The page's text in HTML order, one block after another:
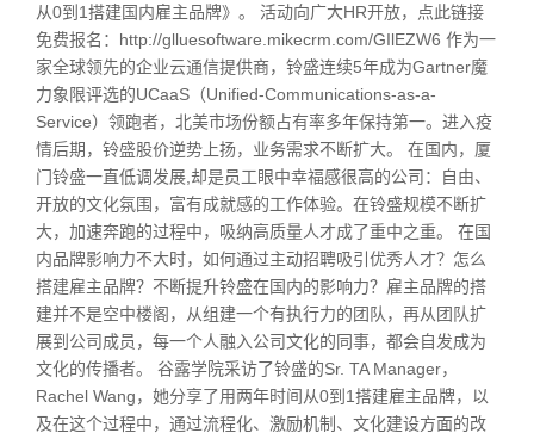
从0到1搭建国内雇主品牌》。 活动向广大HR开放，点此链接
免费报名：http://glluesoftware.mikecrm.com/GIlEZW6 作为一
家全球领先的企业云通信提供商，铃盛连续5年成为Gartner魔
力象限评选的UCaaS（Unified-Communications-as-a-
Service）领跑者，北美市场份额占有率多年保持第一。进入疫
情后期，铃盛股价逆势上扬，业务需求不断扩大。 在国内，厦
门铃盛一直低调发展,却是员工眼中幸福感很高的公司：自由、
开放的文化氛围，富有成就感的工作体验。在铃盛规模不断扩
大，加速奔跑的过程中，吸纳高质量人才成了重中之重。 在国
内品牌影响力不大时，如何通过主动招聘吸引优秀人才？怎么
搭建雇主品牌？不断提升铃盛在国内的影响力？雇主品牌的搭
建并不是空中楼阁，从组建一个有执行力的团队，再从团队扩
展到公司成员，每一个人融入公司文化的同事，都会自发成为
文化的传播者。 谷露学院采访了铃盛的Sr. TA Manager，
Rachel Wang，她分享了用两年时间从0到1搭建雇主品牌，以
及在这个过程中，通过流程化、激励机制、文化建设方面的改